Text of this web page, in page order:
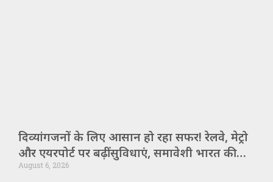
दिव्यांगजनों के लिए आसान हो रहा सफर! रेलवे, मेट्रो
और एयरपोर्ट पर बढ़ीं सुविधाएं, समावेशी भारत की
ओर बड़ा कदम
August 6, 2026